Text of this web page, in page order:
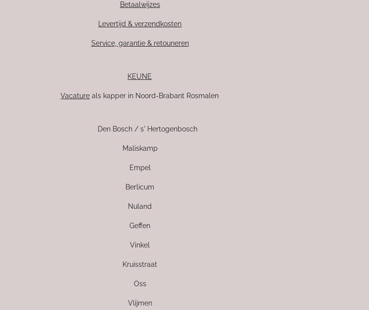
Betaalwijzes
Levertijd & verzendkosten
Service, garantie & retouneren
KEUNE
Vacature als kapper in Noord-Brabant Rosmalen
Den Bosch / s' Hertogenbosch
Maliskamp
Empel
Berlicum
Nuland
Geffen
Vinkel
Kruisstraat
Oss
Vlijmen